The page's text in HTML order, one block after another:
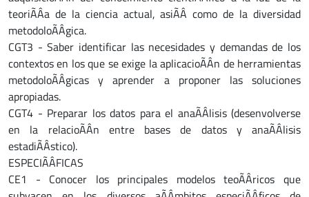
teoriÃÂa de la ciencia actual, asiÃÂ como de la diversidad
metodoloÃÂgica.
CGT3 - Saber identificar las necesidades y demandas de los
contextos en los que se exige la aplicacioÃÂn de herramientas
metodoloÃÂgicas y aprender a proponer las soluciones
apropiadas.
CGT4 - Preparar los datos para el anaÃÂlisis (desenvolverse
en la relacioÃÂn entre bases de datos y anaÃÂlisis
estadiÃÂstico).
ESPECIÃÂFICAS
CE1 - Conocer los principales modelos teoÃÂricos que